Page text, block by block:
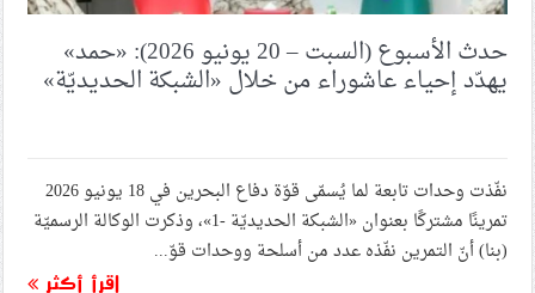
حدث الأسبوع (السبت – 20 يونيو 2026): «حمد»
يهدّد إحياء عاشوراء من خلال «الشبكة الحديديّة»
نفّذت وحدات تابعة لما يُسمّى قوّة دفاع البحرين في 18 يونيو 2026
تمرينًا مشتركًا بعنوان «الشبكة الحديديّة -1»، وذكرت الوكالة الرسميّة
(بنا) أنّ التمرين نفّذه عدد من أسلحة ووحدات قوّ...
اقرأ أكثر